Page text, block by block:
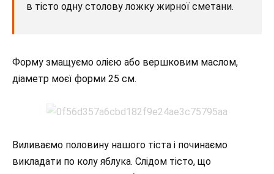
в тісто одну столову ложку жирної сметани.
Форму змащуємо олією або вершковим маслом,
діаметр моєї форми 25 см.
Виливаємо половину нашого тіста і починаємо
викладати по колу яблука. Слідом тісто, що